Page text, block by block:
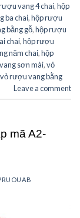
vang 4 chai,hộp
ba chai,hộp rượu
bằng gỗ,hộp rượu
chai,hộp rượu
năm chai,hộp
sơn mài,vỏ
vỏ rượu vang bằng
Leave a comment
mã A2-